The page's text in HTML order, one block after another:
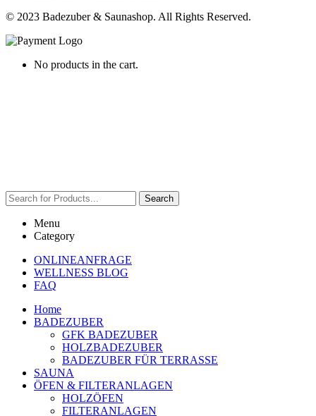
© 2023 Badezuber & Saunashop. All Rights Reserved.
No products in the cart.
Search
Menu
Category
ONLINEANFRAGE
WELLNESS BLOG
FAQ
Home
BADEZUBER
GFK BADEZUBER
HOLZBADEZUBER
BADEZUBER FÜR TERRASSE
SAUNA
ÖFEN & FILTERANLAGEN
HOLZÖFEN
FILTERANLAGEN